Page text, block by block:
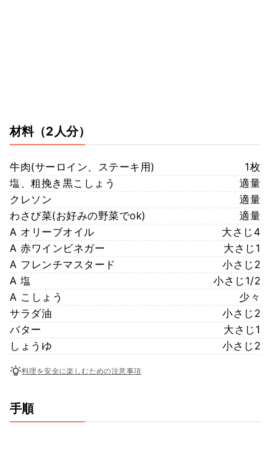
材料（2人分）
牛肉(サーロイン、ステーキ用)
1枚
塩、粗挽き黒こしょう
適量
クレソン
適量
わさび菜(お好みの野菜でok)
適量
A オリーブオイル
大さじ4
A 赤ワインビネガー
大さじ1
A フレンチマスタード
小さじ2
A 塩
小さじ1/2
A こしょう
少々
サラダ油
小さじ2
バター
大さじ1
しょうゆ
小さじ2
料理を安全に楽しむための注意事項
手順